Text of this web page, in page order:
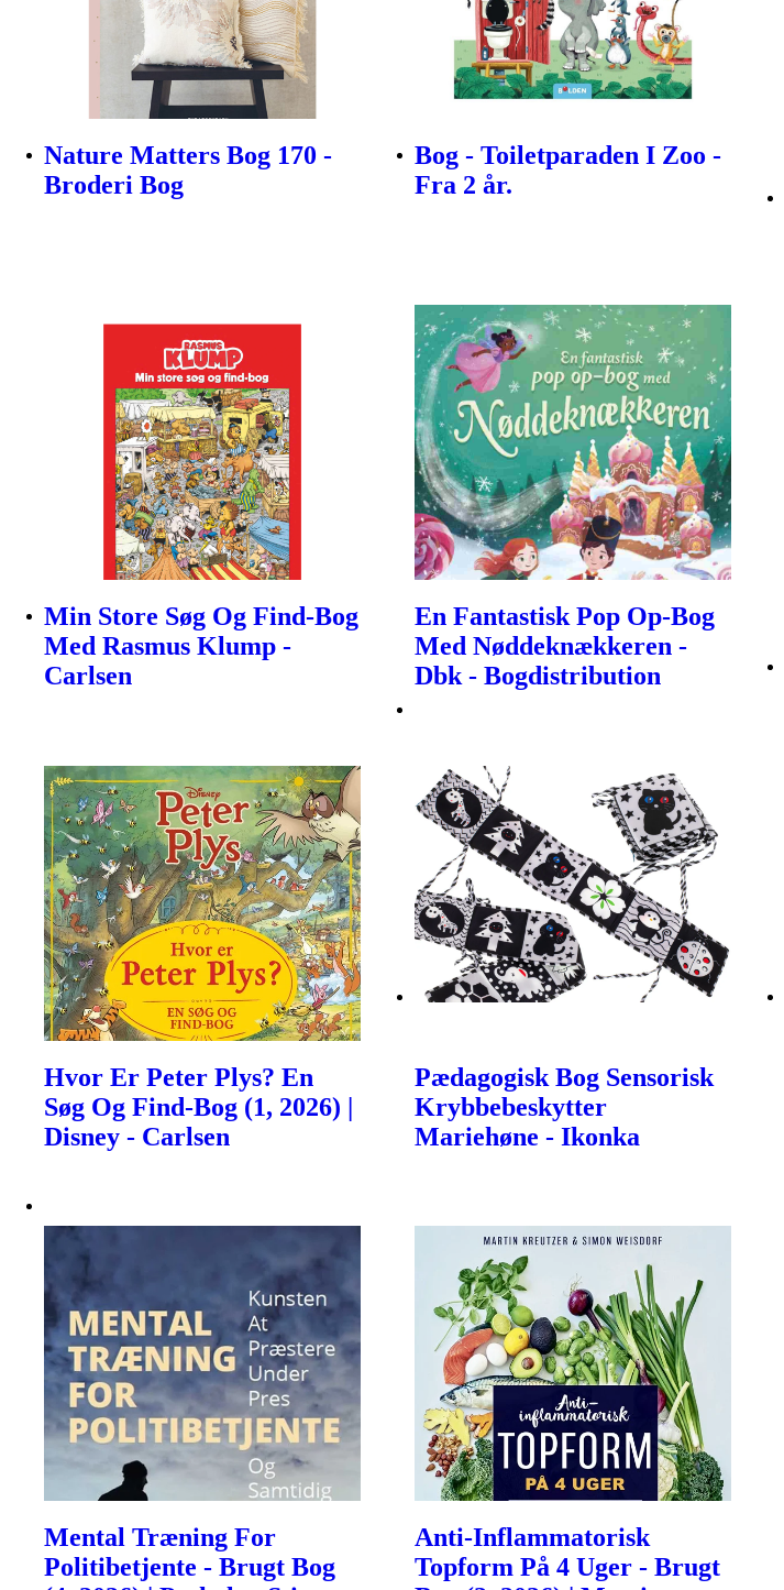
Nature Matters Bog 170 -
Broderi Bog
Bog - Toiletparaden I Zoo -
Fra 2 år.
Min Store Søg Og Find-Bog
Med Rasmus Klump -
Carlsen
En Fantastisk Pop Op-Bog
Med Nøddeknækkeren -
Dbk - Bogdistribution
Hvor Er Peter Plys? En
Søg Og Find-Bog (1, 2026) |
Disney - Carlsen
Pædagogisk Bog Sensorisk
Krybbebeskytter
Mariehøne - Ikonka
Mental Træning For
Politibetjente - Brugt Bog
Anti-Inflammatorisk
Topform På 4 Uger - Brugt